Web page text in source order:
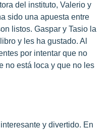
del instituto, Valerio y
sido una apuesta entre
listos. Gaspar y Tasio la
y les ha gustado. Al
por intentar que no
no está loca y que no les
y divertido. En